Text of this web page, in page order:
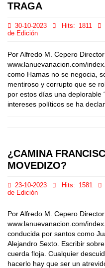
TRAGA
30-10-2023 Hits: 1811
de Edición
Por Alfredo M. Cepero
www.lanuevanacion.com/
como Hamas no se negocia,
mentiroso y corrupto que se
por estos días una deplorable
intereses políticos se ha
¿CAMINA
MOVEDIZO?
23-10-2023 Hits: 1581
de Edición
Por Alfredo M. Cepero
www.lanuevanacion.com/
conducida por santos como
Alejandro Sexto. Escribir
cuerda floja. Cualquier
hacerlo hay que ser un